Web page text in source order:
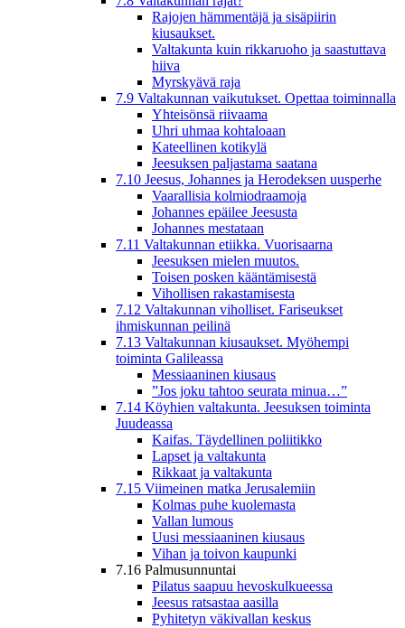
Rajojen hämmentäjä ja sisäpiirin
kiusaukset.
Valtakunta kuin rikkaruoho ja saastuttava
hiiva
Myrskyävä raja
7.9 Valtakunnan vaikutukset. Opettaa toiminnalla
Yhteisönsä riivaama
Uhri uhmaa kohtaloaan
Kateellinen kotikylä
Jeesuksen paljastama saatana
7.10 Jeesus, Johannes ja Herodeksen uusperhe
Vaarallisia kolmiodraamoja
Johannes epäilee Jeesusta
Johannes mestataan
7.11 Valtakunnan etiikka. Vuorisaarna
Jeesuksen mielen muutos.
Toisen posken kääntämisestä
Vihollisen rakastamisesta
7.12 Valtakunnan viholliset. Fariseukset
ihmiskunnan peilinä
7.13 Valtakunnan kiusaukset. Myöhempi
toiminta Galileassa
Messiaaninen kiusaus
”Jos joku tahtoo seurata minua…”
7.14 Köyhien valtakunta. Jeesuksen toiminta
Juudeassa
Kaifas. Täydellinen poliitikko
Lapset ja valtakunta
Rikkaat ja valtakunta
7.15 Viimeinen matka Jerusalemiin
Kolmas puhe kuolemasta
Vallan lumous
Uusi messiaaninen kiusaus
Vihan ja toivon kaupunki
7.16 Palmusunnuntai
Pilatus saapuu hevoskulkueessa
Jeesus ratsastaa aasilla
Pyhitetyn väkivallan keskus